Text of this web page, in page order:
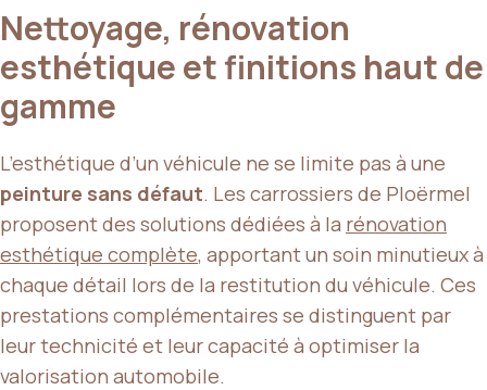
Nettoyage, rénovation
esthétique et finitions haut de
gamme
L’esthétique d’un véhicule ne se limite pas à une
peinture sans défaut. Les carrossiers de Ploërmel
proposent des solutions dédiées à la rénovation
esthétique complète, apportant un soin minutieux à
chaque détail lors de la restitution du véhicule. Ces
prestations complémentaires se distinguent par
leur technicité et leur capacité à optimiser la
valorisation automobile.